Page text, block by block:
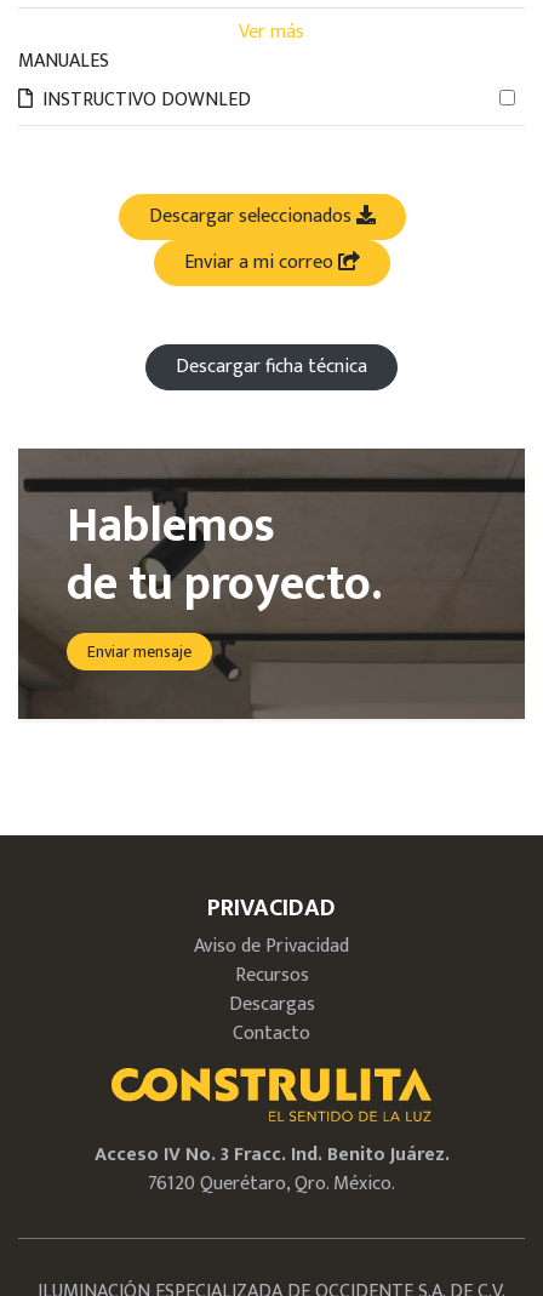
Ver más
MANUALES
INSTRUCTIVO DOWNLED
Descargar seleccionados
Enviar a mi correo
Descargar ficha técnica
Hablemos
de tu proyecto.
Enviar mensaje
PRIVACIDAD
Aviso de Privacidad
Recursos
Descargas
Contacto
Acceso IV No. 3 Fracc. Ind. Benito Juárez.
76120 Querétaro, Qro. México.